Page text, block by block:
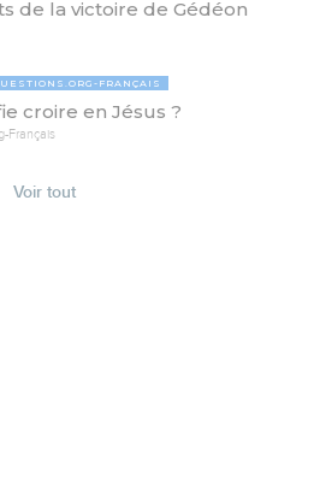
de la victoire de Gédéon
FRANÇAIS
croire en Jésus ?
Français
Voir tout